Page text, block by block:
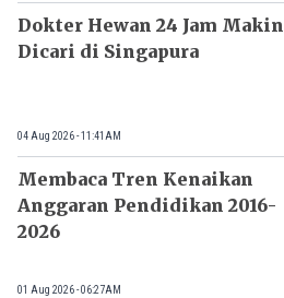
Dokter Hewan 24 Jam Makin
Dicari di Singapura
04 Aug 2026 - 11:41AM
Membaca Tren Kenaikan
Anggaran Pendidikan 2016-
2026
01 Aug 2026 - 06:27AM